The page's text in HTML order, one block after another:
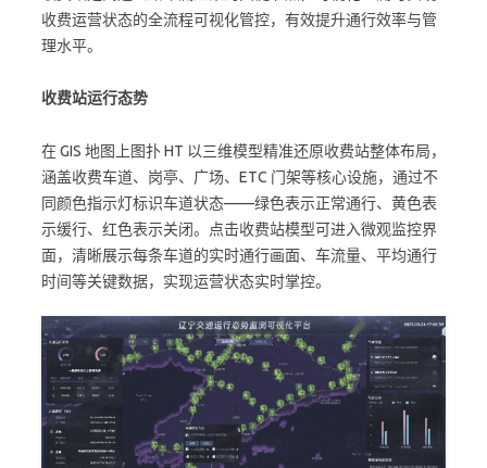
收费运营状态的全流程可视化管控，有效提升通行效率与管
理水平。
收费站运行态势
在 GIS 地图上图扑 HT 以三维模型精准还原收费站整体布局，
涵盖收费车道、岗亭、广场、ETC 门架等核心设施，通过不
同颜色指示灯标识车道状态——绿色表示正常通行、黄色表
示缓行、红色表示关闭。点击收费站模型可进入微观监控界
面，清晰展示每条车道的实时通行画面、车流量、平均通行
时间等关键数据，实现运营状态实时掌控。